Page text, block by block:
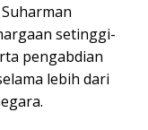
setinggi-
pengabdian
lebih dari